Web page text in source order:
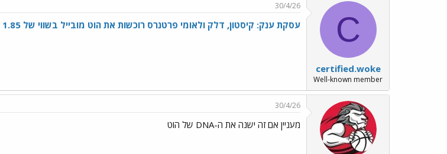
ס
ם
ב
ת
ר
י
ך
C
certified.woke
Well-known member
30/4/26
עסקת ענק: קיסטון, דלק ולאומי פרטנרס רוכשות את הוט מובייל בשווי של 1.85 מיליארד שקל
30/4/26
מעניין אם זה ישנה את ה-DNA של הוט